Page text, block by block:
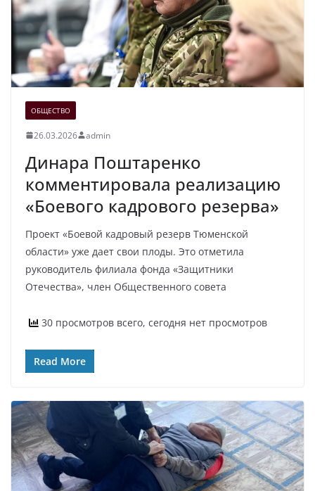
ОБЩЕСТВО
26.03.2026 admin
Динара Поштаренко
комментировала реализацию
«Боевого кадрового резерва»
Проект «Боевой кадровый резерв Тюменской
области» уже дает свои плоды. Это отметила
руководитель филиала фонда «Защитники
Отечества», член Общественного совета
30 просмотров всего, сегодня нет просмотров
Read More